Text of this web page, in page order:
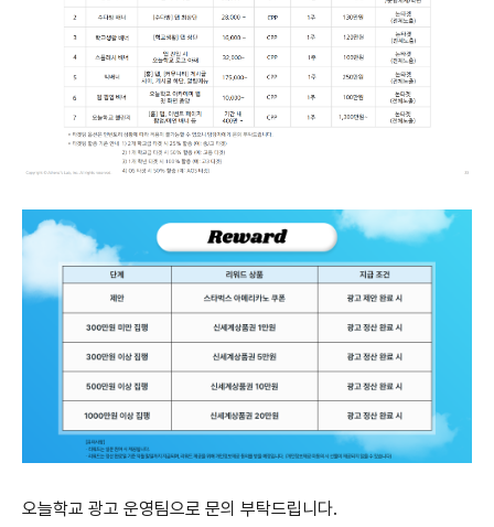
오늘학교 광고 운영팀으로 문의 부탁드립니다.